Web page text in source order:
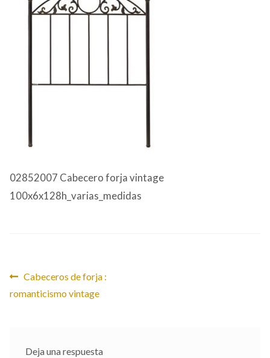
CONTACTO
02852007 Cabecero forja vintage
100x6x128h_varias_medidas
Navegación
de
Anterior:
Cabeceros de forja :
romanticismo vintage
Deja una respuesta